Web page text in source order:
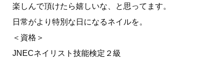
楽しんで頂けたら嬉しいな、と思ってます。
日常がより特別な日になるネイルを。
＜資格＞
JNECネイリスト技能検定２級